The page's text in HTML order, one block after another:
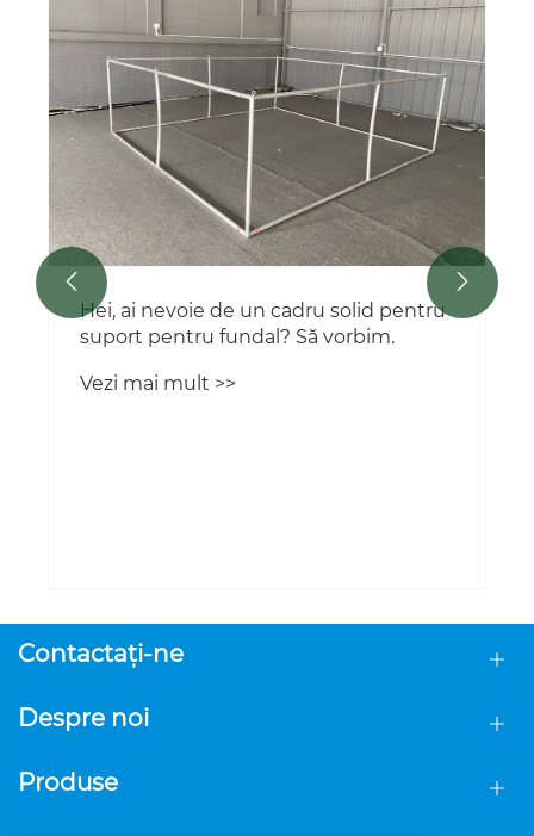
Caracteristicile produsului ale corturilor
de expoziție
Vezi mai mult >>
 
Contactaţi-ne
Despre noi
Produse